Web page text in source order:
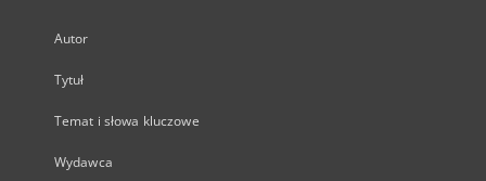
Autor
Tytuł
Temat i słowa kluczowe
Wydawca